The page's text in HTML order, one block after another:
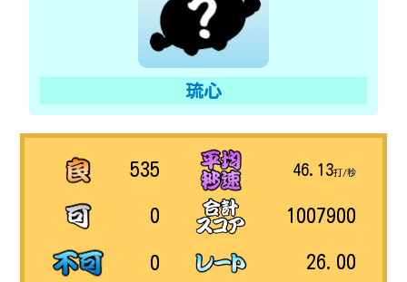
琉心
535
0
0
46.13打/秒
1007900
26.00